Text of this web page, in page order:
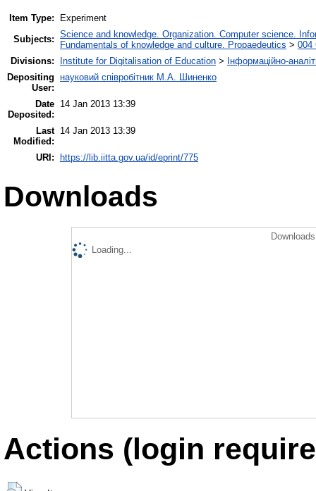
Item Type:
Experiment
Subjects: Science and knowledge. Organization. Computer science.
Fundamentals of knowledge and culture. Propaedeutics > 004
Divisions:
Institute for Digitalisation of Education > Інформаційно-
Depositing
User:
науковий співробітник М.А. Шиненко
Date
Deposited:
14 Jan 2013 13:39
Last
Modified:
14 Jan 2013 13:39
URI: https://lib.iitta.gov.ua/id/eprint/775
Downloads
Loading...
Actions (login